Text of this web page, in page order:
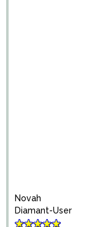
Novah
Diamant-User